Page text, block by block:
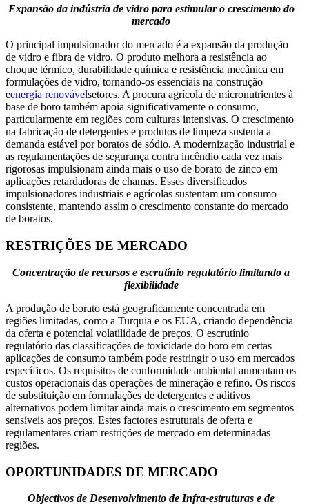
Expansão da indústria de vidro para estimular o crescimento do
mercado
O principal impulsionador do mercado é a expansão da produção
de vidro e fibra de vidro. O produto melhora a resistência ao
choque térmico, durabilidade química e resistência mecânica em
formulações de vidro, tornando-os essenciais na construção
eenergia renovávelsetores. A procura agrícola de micronutrientes à
base de boro também apoia significativamente o consumo,
particularmente em regiões com culturas intensivas. O crescimento
na fabricação de detergentes e produtos de limpeza sustenta a
demanda estável por boratos de sódio. A modernização industrial e
as regulamentações de segurança contra incêndio cada vez mais
rigorosas impulsionam ainda mais o uso de borato de zinco em
aplicações retardadoras de chamas. Esses diversificados
impulsionadores industriais e agrícolas sustentam um consumo
consistente, mantendo assim o crescimento constante do mercado
de boratos.
RESTRIÇÕES DE MERCADO
Concentração de recursos e escrutínio regulatório limitando a
flexibilidade
A produção de borato está geograficamente concentrada em
regiões limitadas, como a Turquia e os EUA, criando dependência
da oferta e potencial volatilidade de preços. O escrutínio
regulatório das classificações de toxicidade do boro em certas
aplicações de consumo também pode restringir o uso em mercados
específicos. Os requisitos de conformidade ambiental aumentam os
custos operacionais das operações de mineração e refino. Os riscos
de substituição em formulações de detergentes e aditivos
alternativos podem limitar ainda mais o crescimento em segmentos
sensíveis aos preços. Estes factores estruturais de oferta e
regulamentares criam restrições de mercado em determinadas
regiões.
OPORTUNIDADES DE MERCADO
Objectivos de Desenvolvimento de Infra-estruturas e de